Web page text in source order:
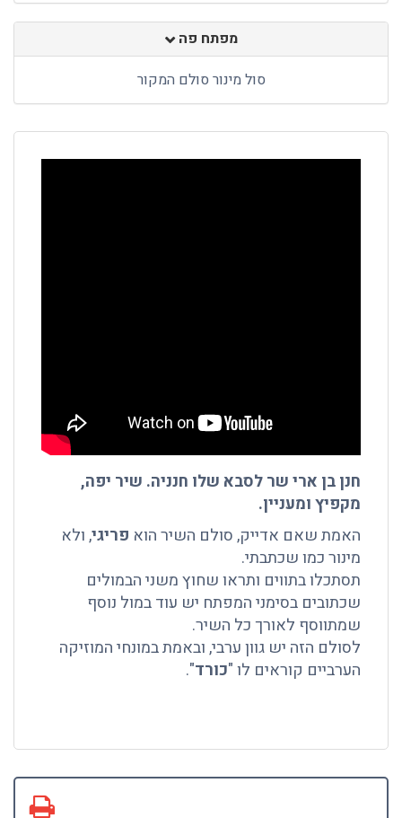
מפתח פה
סול מינור סולם המקור
חנן בן ארי שר לסבא שלו חנניה. שיר יפה,
מקפיץ ומעניין.
האמת שאם אדייק, סולם השיר הוא פריגי, ולא
מינור כמו שכתבתי.
תסתכלו בתווים ותראו שחוץ משני הבמולים
שכתובים בסימני המפתח יש עוד במול נוסף
שמתווסף לאורך כל השיר.
לסולם הזה יש גוון ערבי, ובאמת במונחי המוזיקה
הערביים קוראים לו "כורד".